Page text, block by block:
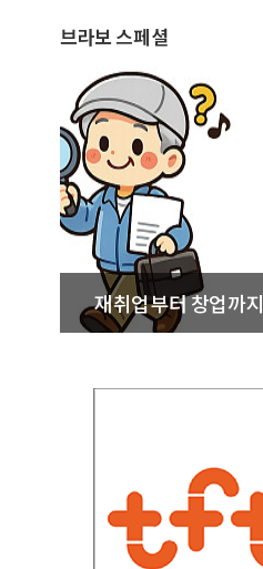
브라보 스페셜
재취업부터 창업까